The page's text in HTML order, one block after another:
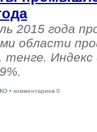
2015 года
области
тенге. Индекс
• комментариев 0